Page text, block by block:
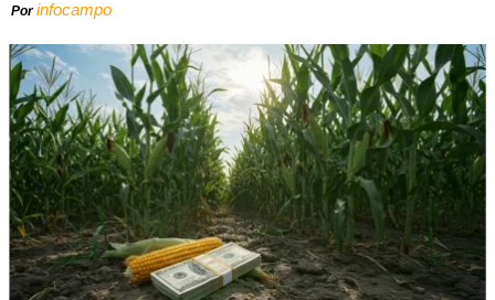
Porinfocampo